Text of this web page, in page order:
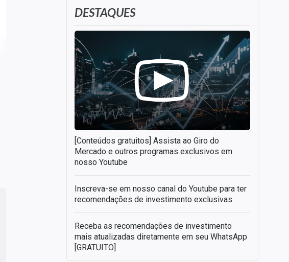
DESTAQUES
[Conteúdos gratuitos] Assista ao Giro do
Mercado e outros programas exclusivos em
nosso Youtube
Inscreva-se em nosso canal do Youtube para ter
recomendações de investimento exclusivas
Receba as recomendações de investimento
mais atualizadas diretamente em seu WhatsApp
[GRATUITO]